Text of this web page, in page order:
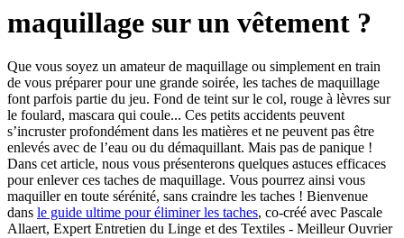
maquillage sur un vêtement ?
Que vous soyez un amateur de maquillage ou simplement en train
de vous préparer pour une grande soirée, les taches de maquillage
font parfois partie du jeu. Fond de teint sur le col, rouge à lèvres sur
le foulard, mascara qui coule... Ces petits accidents peuvent
s’incruster profondément dans les matières et ne peuvent pas être
enlevés avec de l’eau ou du démaquillant. Mais pas de panique !
Dans cet article, nous vous présenterons quelques astuces efficaces
pour enlever ces taches de maquillage. Vous pourrez ainsi vous
maquiller en toute sérénité, sans craindre les taches ! Bienvenue
dans le guide ultime pour éliminer les taches, co-créé avec Pascale
Allaert, Expert Entretien du Linge et des Textiles - Meilleur Ouvrier